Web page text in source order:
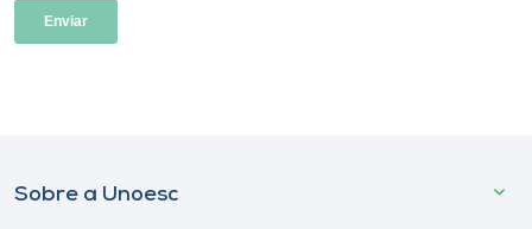
Sobre a Unoesc